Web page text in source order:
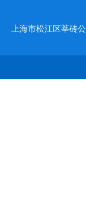
上海市松江区莘砖